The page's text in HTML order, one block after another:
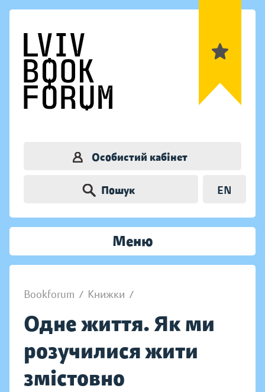
Особистий кабінет
Пошук EN
Меню
Bookforum / Книжки /
Одне життя. Як ми
розучилися жити
змістовно